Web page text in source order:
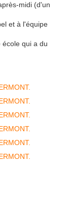
midi (d'un
et à l'équipe
qui a du